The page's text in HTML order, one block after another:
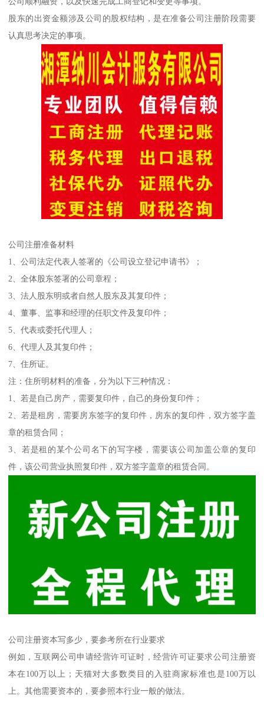
股东的出资金额涉及公司的股权结构，是在准备公司注册阶段需要
认真思考决定的事项。
公司注册准备材料
1、公司法定代表人签署的《公司设立登记申请书》；
2、全体股东签署的公司章程；
3、法人股东明或者自然人股东及其复印件；
4、董事、监事和经理的任职文件及复印件；
5、代表或委托代理人；
6、代理人及其复印件；
7、住所证。
注：住所明材料的准备，分为以下三种情况：
1、若是自己房产，需要复印件，自己的身份复印件；
2、若是租房，需要房东签字的复印件，房东的复印件，双方签字盖
章的租赁合同；
3、若是租的某个公司名下的写字楼，需要该公司加盖公章的复印
件，该公司营业执照复印件，双方签字盖章的租赁合同。
公司注册资本写多少，要参考所在行业要求
例如，互联网公司申请经营许可证时，经营许可证要求公司注册资
本在100万以上；天猫对大多数类目的入驻商家标准也是100万以
上。其他需要资本的，要参照本行业一般的做法。